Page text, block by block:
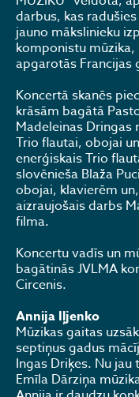
darbus, kas
jauno mākslinieku
komponistu
apgarotās Francijas
Koncertā skanēs
krāsām bagātā
Madeleinas
Trio flautai, obojai
enerģiskais Trio
slovēnieša Blaža
obojai, klavierēm
aizraujošais darbs
filma.
Koncertu vadīs un
bagātinās JVLMA
Circenis.
Annija Iļjenko
Mūzikas gaitas
septiņus gadus
Ingas Driķes. Nu
Emīla Dārziņa